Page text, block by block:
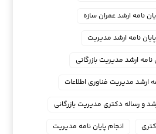
نامه ارشد عمران سازه
نامه ارشد مدیریت
نامه ارشد مدیریت بازرگانی
ارشد مدیریت فناوری اطلاعات
و رساله دکتری مدیریت بازرگانی
انجام پایان نامه مدیریت